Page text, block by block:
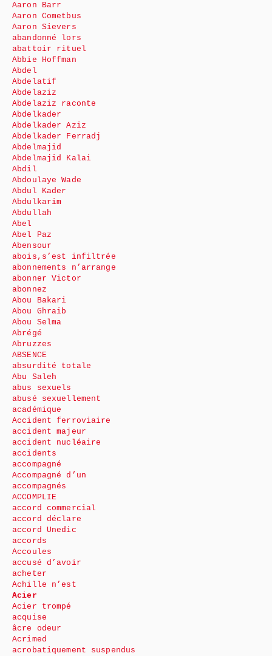
Aaron Barr
Aaron Cometbus
Aaron Sievers
abandonné lors
abattoir rituel
Abbie Hoffman
Abdel
Abdelatif
Abdelaziz
Abdelaziz raconte
Abdelkader
Abdelkader Aziz
Abdelkader Ferradj
Abdelmajid
Abdelmajid Kalai
Abdil
Abdoulaye Wade
Abdul Kader
Abdulkarim
Abdullah
Abel
Abel Paz
Abensour
abois,s’est infiltrée
abonnements n’arrange
abonner Victor
abonnez
Abou Bakari
Abou Ghraib
Abou Selma
Abrégé
Abruzzes
ABSENCE
absurdité totale
Abu Saleh
abus sexuels
abusé sexuellement
académique
Accident ferroviaire
accident majeur
accident nucléaire
accidents
accompagné
Accompagné d’un
accompagnés
ACCOMPLIE
accord commercial
accord déclare
accord Unedic
accords
Accoules
accusé d’avoir
acheter
Achille n’est
Acier
Acier trompé
acquise
âcre odeur
Acrimed
acrobatiquement suspendus